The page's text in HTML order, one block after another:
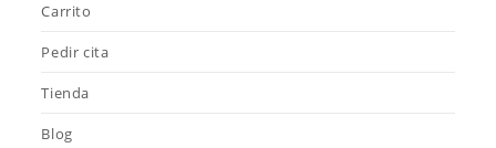
Carrito
Pedir cita
Tienda
Blog